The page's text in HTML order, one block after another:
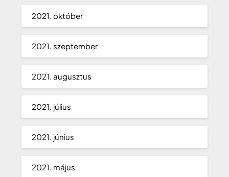
2021. október
2021. szeptember
2021. augusztus
2021. július
2021. június
2021. május